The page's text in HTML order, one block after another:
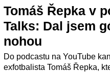
Tomáš Řepka v
Talks: Dal jsem
nohou
Do podcastu na YouTube
exfotbalista Tomáš Řepka,